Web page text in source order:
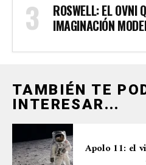
ROSWELL: EL OVNI
IMAGINACIÓN
TAMBIÉN TE
INTERESAR...
Apolo 11: el